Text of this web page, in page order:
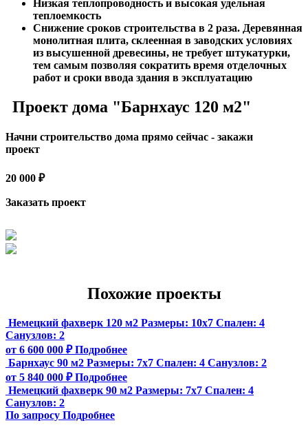
Низкая теплопроводность и высокая удельная
теплоемкость
Снижение сроков строительства в 2 раза. Деревянная
монолитная плита, склеенная в заводских условиях
из высушенной древесины, не требует штукатурки,
тем самым позволяя сократить время отделочных
работ и сроки ввода здания в эксплуатацию
Проект дома "Барнхаус 120 м2"
Начни строительство дома прямо сейчас - закажи
проект
20 000 ₽
Заказать проект
Похожие проекты
Немецкий фахверк 120 м2 Размеры: 10x7 Спален: 4
Санузлов: 2
от 6 600 000 ₽ Подробнее
Барнхаус 90 м2 Размеры: 7x7 Спален: 4 Санузлов: 2
от 5 840 000 ₽ Подробнее
Немецкий фахверк 90 м2 Размеры: 7x7 Спален: 4
Санузлов: 2
По запросу Подробнее